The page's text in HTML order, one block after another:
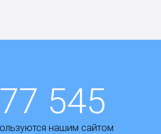
545
нашим сайтом